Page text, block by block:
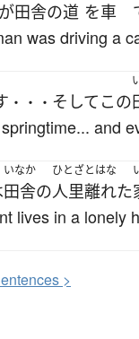
が田舎の道 を車
was driving a
・・・ そして この
and
いなか
田舎の
ひとざとはな
人里離れた
lives in a lonely
entences >